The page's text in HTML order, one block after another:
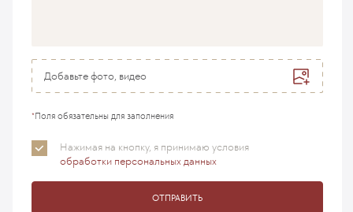
Добавьте фото, видео
*Поля обязательны для заполнения
Нажимая на кнопку, я принимаю условия
обработки персональных данных
ОТПРАВИТЬ